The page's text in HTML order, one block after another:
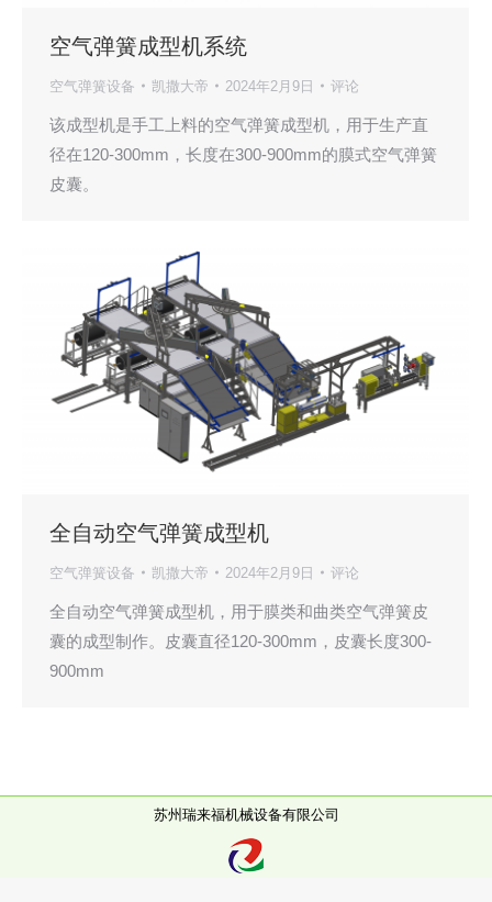
空气弹簧成型机系统
空气弹簧设备 凯撒大帝 2024年2月9日 评论
该成型机是手工上料的空气弹簧成型机，用于生产直
径在120-300mm，长度在300-900mm的膜式空气弹簧
皮囊。
全自动空气弹簧成型机
空气弹簧设备 凯撒大帝 2024年2月9日 评论
全自动空气弹簧成型机，用于膜类和曲类空气弹簧皮
囊的成型制作。皮囊直径120-300mm，皮囊长度300-
900mm
苏州瑞来福机械设备有限公司